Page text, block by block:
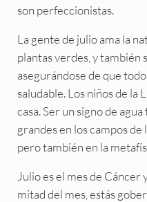
son perfeccionistas.
La gente de julio ama la
plantas verdes, y también
asegurándose de que
saludable. Los niños de la
casa. Ser un signo de
grandes en los campos de
pero también en la
Julio es el mes de Cáncer
mitad del mes, estás